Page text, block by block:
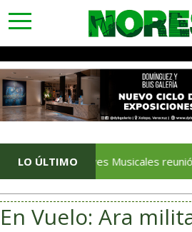
toggle
navigation
LO ÚLTIMO
Jueves Musicales reunió a familias
En Vuelo: Ara